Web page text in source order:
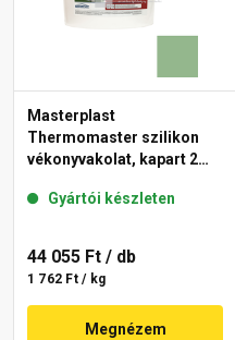
Masterplast
Thermomaster szilikon
vékonyvakolat, kapart 2
Gyártói készleten
44 055 Ft / db
1 762 Ft / kg
Megnézem